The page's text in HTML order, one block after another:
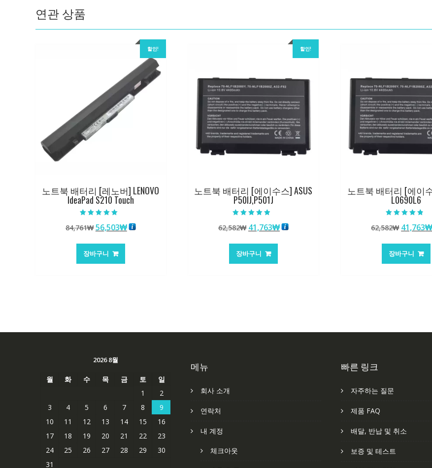
연관 상품
할인!
노트북 배터리 [레노버] LENOVO
IdeaPad S210 Touch
5.00
로 평가됨
84,761₩ 원
가
격:
56,503₩현
장바구니
할인!
노트북 배터리 [에이수스] ASUS
P50IJ,P501J
4.50
로 평가됨
62,582₩ 원
가
격:
41,763₩현
장바구니
노트북 배터리 [에이
L0690L6
4.50
로 평가됨
62,582₩ 원
가
격:
41,763
장바구니
2026 8월
월 화 수 목 금 토
일
1
2
3
4 5 6 7 8
9
10
11 12 13 14 15
16
17
18 19 20 21 22
23
24
25 26 27 28 29
30
31
메뉴
회사 소개
연락처
내 계정
체크아웃
빠른 링크
자주하는 질문
제품 FAQ
배달, 반납 및 취소
보증 및 테스트